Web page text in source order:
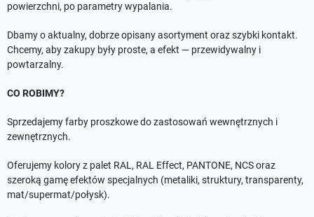
powierzchni, po parametry wypalania.
Dbamy o aktualny, dobrze opisany asortyment oraz szybki kontakt.
Chcemy, aby zakupy były proste, a efekt — przewidywalny i
powtarzalny.
CO ROBIMY?
Sprzedajemy farby proszkowe do zastosowań wewnętrznych i
zewnętrznych.
Oferujemy kolory z palet RAL, RAL Effect, PANTONE, NCS oraz
szeroką gamę efektów specjalnych (metaliki, struktury, transparenty,
mat/supermat/połysk).